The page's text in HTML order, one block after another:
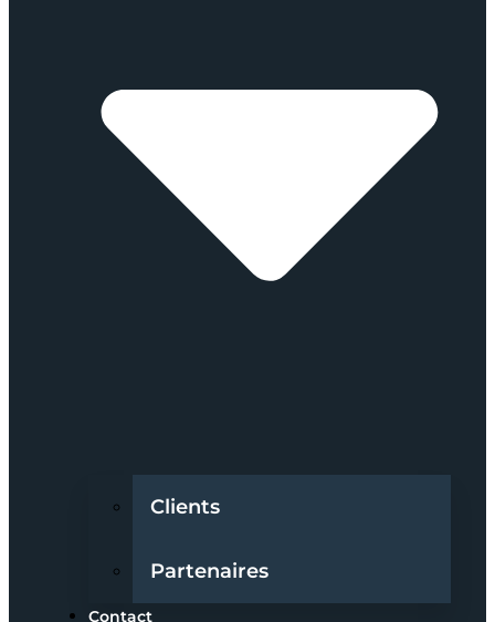
Clients
Partenaires
Contact